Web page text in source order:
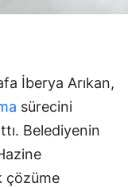
İberya Arıkan,
sürecini
Belediyenin
çözüme